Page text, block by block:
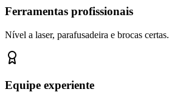
Ferramentas profissionais
Nível a laser, parafusadeira e brocas certas.
Equipe experiente